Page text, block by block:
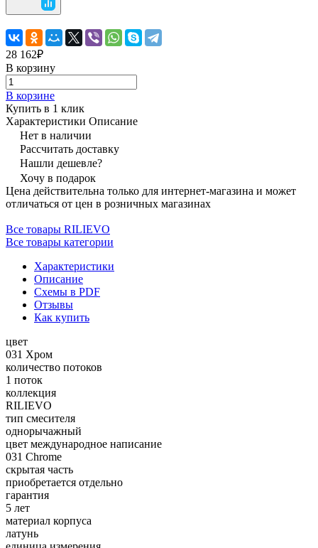
28 162₽
В корзину
В корзине
Купить в 1 клик
Характеристики Описание
Нет в наличии
Рассчитать доставку
Нашли дешевле?
Хочу в подарок
Цена действительна только для интернет-магазина и может
отличаться от цен в розничных магазинах
Все товары RILIEVO
Все товары категории
Характеристики
Описание
Схемы в PDF
Отзывы
Как купить
цвет
031 Хром
количество потоков
1 поток
коллекция
RILIEVO
тип смесителя
однорычажный
цвет международное написание
031 Chrome
скрытая часть
приобретается отдельно
гарантия
5 лет
материал корпуса
латунь